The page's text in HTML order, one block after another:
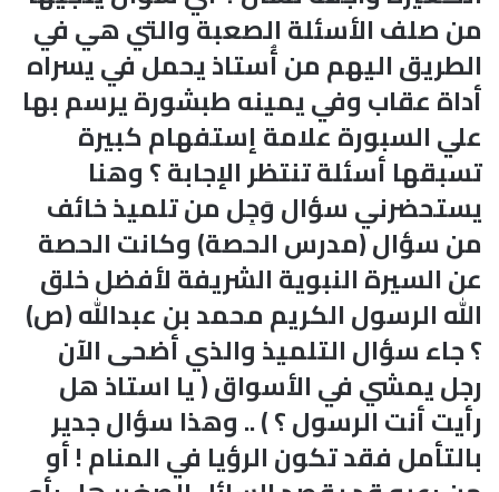
من صلف الأسئلة الصعبة والتي هي في
الطريق اليهم من أُستاذ يحمل في يسراه
أداة عقاب وفي يمينه طبشورة يرسم بها
علي السبورة علامة إستفهام كبيرة
تسبقها أسئلة تنتظر الإجابة ؟ وهنا
يستحضرني سؤال وَجِل من تلميذ خائف
من سؤال (مدرس الحصة) وكانت الحصة
عن السيرة النبوية الشريفة لأفضل خلق
الله الرسول الكريم محمد بن عبدالله (ص)
؟ جاء سؤال التلميذ والذي أضحى الآن
رجل يمشي في الأسواق ( يا استاذ هل
رأيت أنت الرسول ؟ ) .. وهذا سؤال جدير
بالتأمل فقد تكون الرؤيا في المنام ! أو